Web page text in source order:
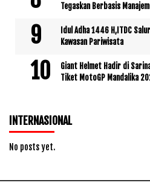
Tegaskan Berbasis
Idul Adha 1446 H,ITDC
Kawasan Pariwisata
Giant Helmet Hadir di
Tiket MotoGP Mandalika
INTERNASIONAL
No posts yet.